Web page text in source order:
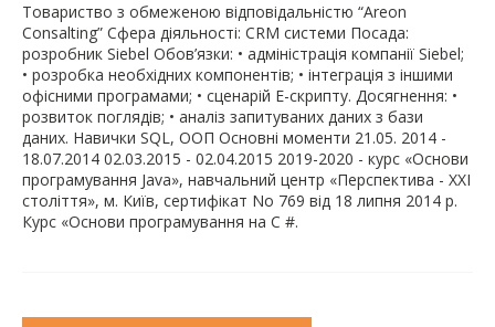
Товариство з обмеженою відповідальністю “Areon
Consalting” Сфера діяльності: CRM системи Посада:
розробник Siebel Обов’язки: • адміністрація компанії Siebel;
• розробка необхідних компонентів; • інтеграція з іншими
офісними програмами; • сценарій Е-скрипту. Досягнення: •
розвиток поглядів; • аналіз запитуваних даних з бази
даних. Навички SQL, ООП Основні моменти 21.05. 2014 -
18.07.2014 02.03.2015 - 02.04.2015 2019-2020 - курс «Основи
програмування Java», навчальний центр «Перспектива - XXI
століття», м. Київ, сертифікат No 769 від 18 липня 2014 р.
Курс «Основи програмування на C #.